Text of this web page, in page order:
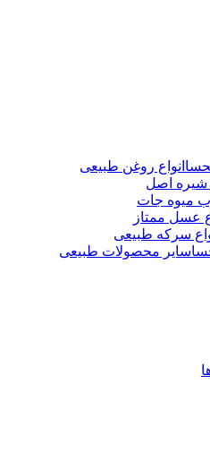
انواع روغن طبیعی
شیره اصل
رب میوه جات
عسل ممتاز
سرکه طبیعی
سایر محصولات طبیعی